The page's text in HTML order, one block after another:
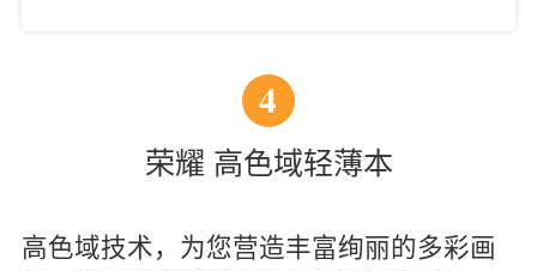
4
荣耀 高色域轻薄本
高色域技术，为您营造丰富绚丽的多彩画